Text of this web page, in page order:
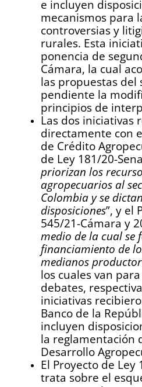
e incluyen
mecanismos para
controversias y
rurales. Esta
ponencia de
Cámara, la cual
las propuestas del
pendiente la
principios de
Las dos iniciativas
directamente con
de Crédito
de Ley 181/20-
priorizan los
agropecuarios al
Colombia y se
disposiciones”, y el
545/21-Cámara y
medio de la cual se
financiamiento de
medianos
los cuales van
debates,
iniciativas
Banco de la
incluyen
la reglamentación
Desarrollo
El Proyecto de Ley
trata sobre el